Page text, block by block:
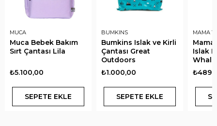
MUCA
Muca Bebek Bakım
Sırt Çantası Lila
₺5.100,00
SEPETE EKLE
BUMKINS
Bumkins Islak ve Kirli
Çantası Great
Outdoors
₺1.000,00
SEPETE EKLE
MAMA
Mama
Islak
Balina